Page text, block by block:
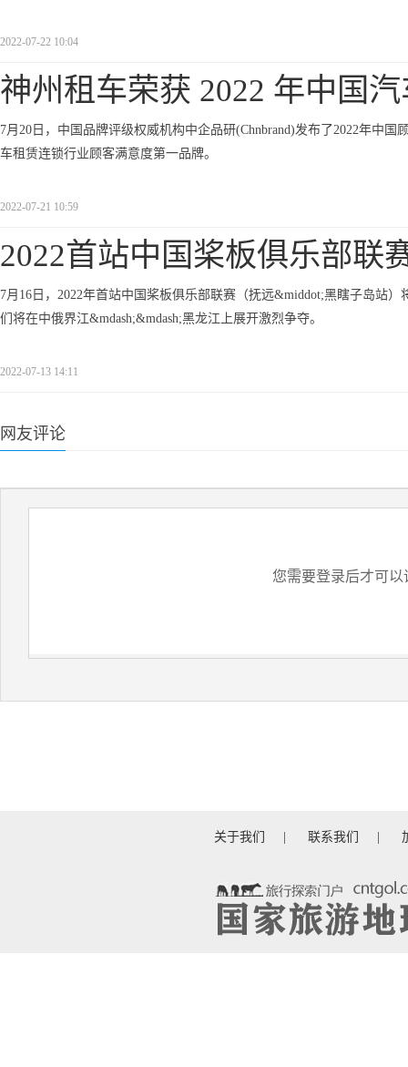
2022-07-22 10:04
神州租车荣获 2022 年中国
7月20日，中国品牌评级权威机构中企品研(Chnbrand)发布了2022年中
车租赁连锁行业顾客满意度第一品牌。
2022-07-21 10:59
2022首站中国桨板俱乐部联
7月16日，2022年首站中国桨板俱乐部联赛（抚远&middot;黑瞎子岛站
们将在中俄界江&mdash;&mdash;黑龙江上展开激烈争夺。
2022-07-13 14:11
网友评论
您需要登录后才可以
关于我们 联系我们